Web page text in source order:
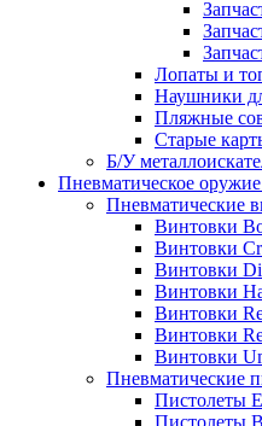
Лопаты и
Наушники
Пляжные
Старые
Б/У
Пневматическое
Пневматические
Винтовки
Винтовки
Винтовки
Винтовки
Винтовки
Винтовки
Винтовки
Пневматические
Пистолеты
Пистолеты